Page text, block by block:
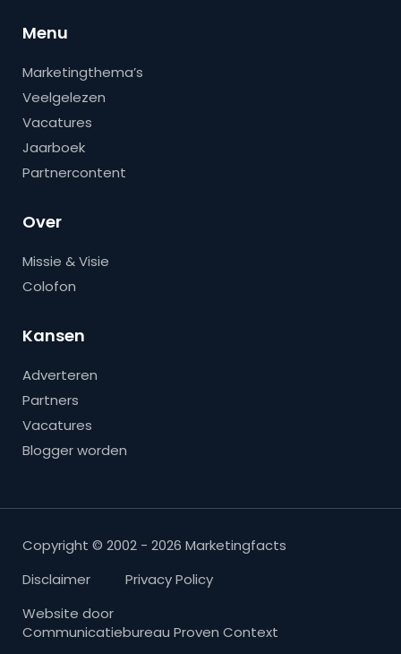
Menu
Marketingthema’s
Veelgelezen
Vacatures
Jaarboek
Partnercontent
Over
Missie & Visie
Colofon
Kansen
Adverteren
Partners
Vacatures
Blogger worden
Copyright © 2002 - 2026 Marketingfacts
Disclaimer
Privacy Policy
Website door
Communicatiebureau Proven Context